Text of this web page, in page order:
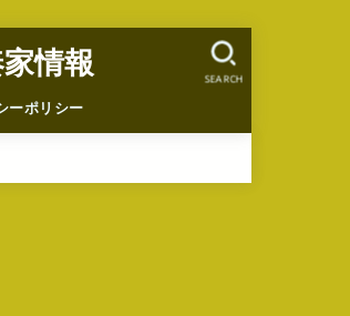
情報
ーポリシー
SEARCH